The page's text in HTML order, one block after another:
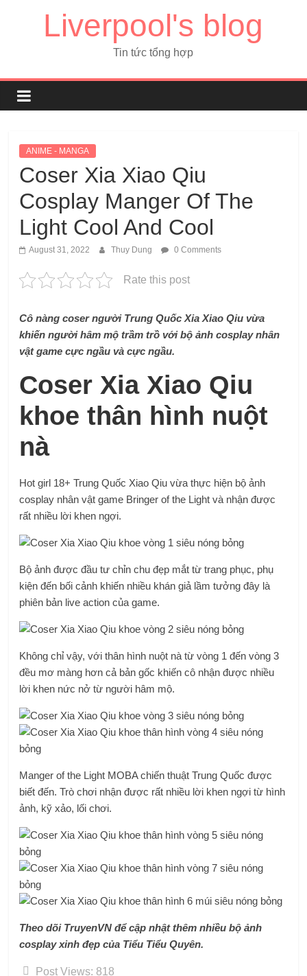
Liverpool's blog
Tin tức tổng hợp
ANIME - MANGA
Coser Xia Xiao Qiu
Cosplay Manger Of The
Light Cool And Cool
August 31, 2022 Thuy Dung 0 Comments
Rate this post
Cô nàng coser người Trung Quốc Xia Xiao Qiu vừa
khiến người hâm mộ trầm trồ với bộ ảnh cosplay nhân
vật game cực ngầu và cực ngầu.
Coser Xia Xiao Qiu
khoe thân hình nuột
nà
Hot girl 18+ Trung Quốc Xiao Qiu vừa thực hiện bộ ảnh
cosplay nhân vật game Bringer of the Light và nhận được
rất nhiều lời khen ngợi.
Bộ ảnh được đầu tư chỉn chu đẹp mắt từ trang phục, phụ
kiện đến bối cảnh khiến nhiều khán giả lầm tưởng đây là
phiên bản live action của game.
Không chỉ vậy, với thân hình nuột nà từ vòng 1 đến vòng 3
đều mơ màng hơn cả bản gốc khiến cô nhận được nhiều
lời khen nức nở từ người hâm mộ.
Manger of the Light MOBA chiến thuật Trung Quốc được
biết đến. Trò chơi nhận được rất nhiều lời khen ngợi từ hình
ảnh, kỹ xảo, lối chơi.
Theo dõi TruyenVN để cập nhật thêm nhiều bộ ảnh
cosplay xinh đẹp của Tiểu Tiểu Quyên.
Post Views: 818